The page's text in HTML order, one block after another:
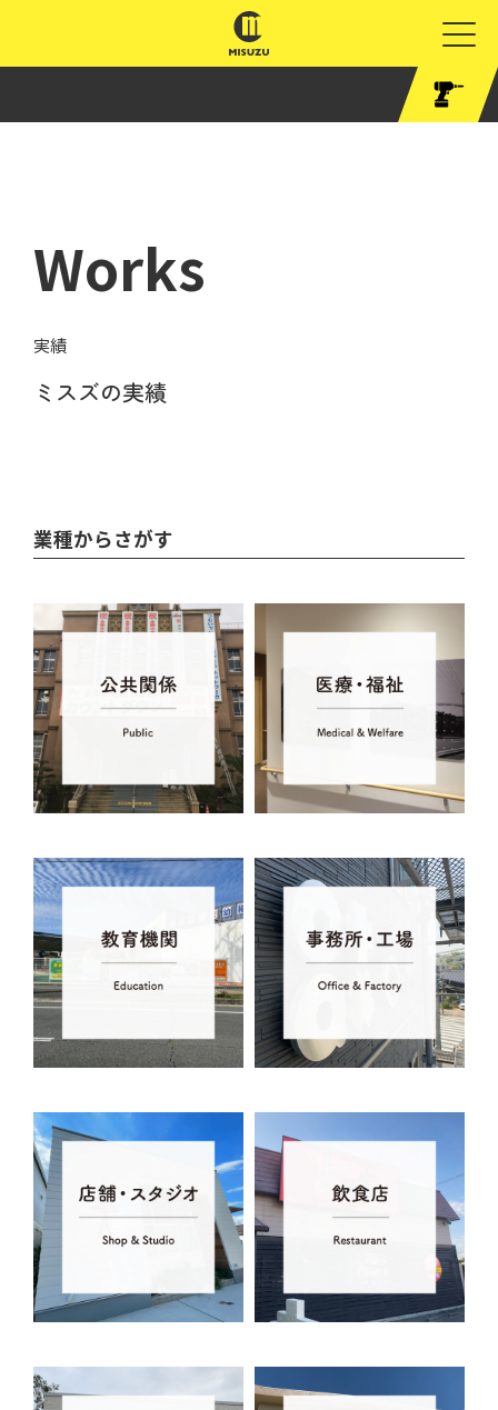
Works
実績
ミスズの実績
業種からさがす